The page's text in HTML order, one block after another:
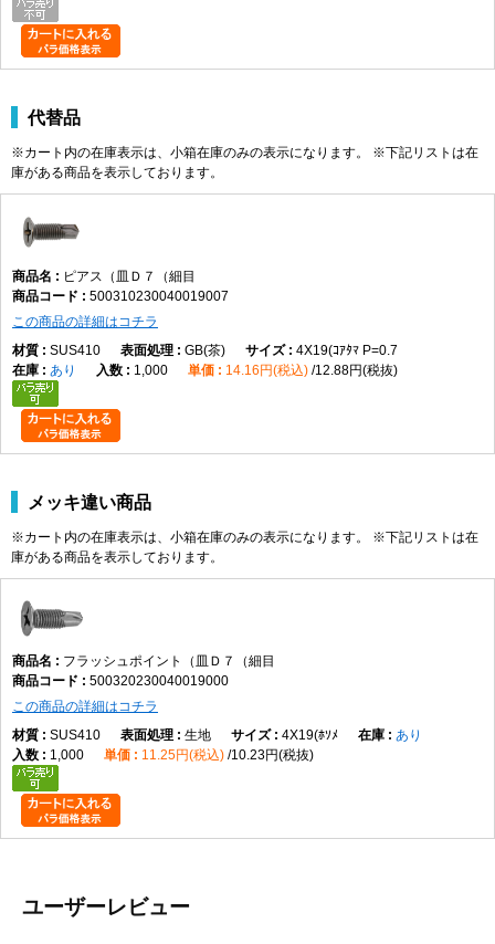
代替品
※カート内の在庫表示は、小箱在庫のみの表示になります。 ※下記リストは在
庫がある商品を表示しております。
ピアス（皿Ｄ７（細目
500310230040019007
この商品の詳細はコチラ
SUS410
GB(茶)
4X19(ｺｱﾀﾏ P=0.7
あり
1,000 14.16円(税込) 12.88円(税抜)
メッキ違い商品
※カート内の在庫表示は、小箱在庫のみの表示になります。 ※下記リストは在
庫がある商品を表示しております。
フラッシュポイント（皿Ｄ７（細目
500320230040019000
この商品の詳細はコチラ
SUS410
生地 4X19(ﾎｿﾒ
あり
1,000
11.25円(税込) 10.23円(税抜)
ユーザーレビュー